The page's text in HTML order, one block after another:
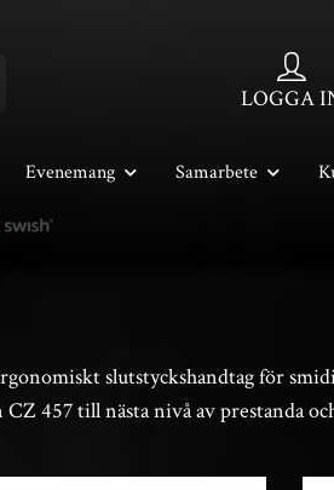
LOGGA
Evenemang Samarbete
slutstyckshandtag för
457 till nästa nivå av prestanda